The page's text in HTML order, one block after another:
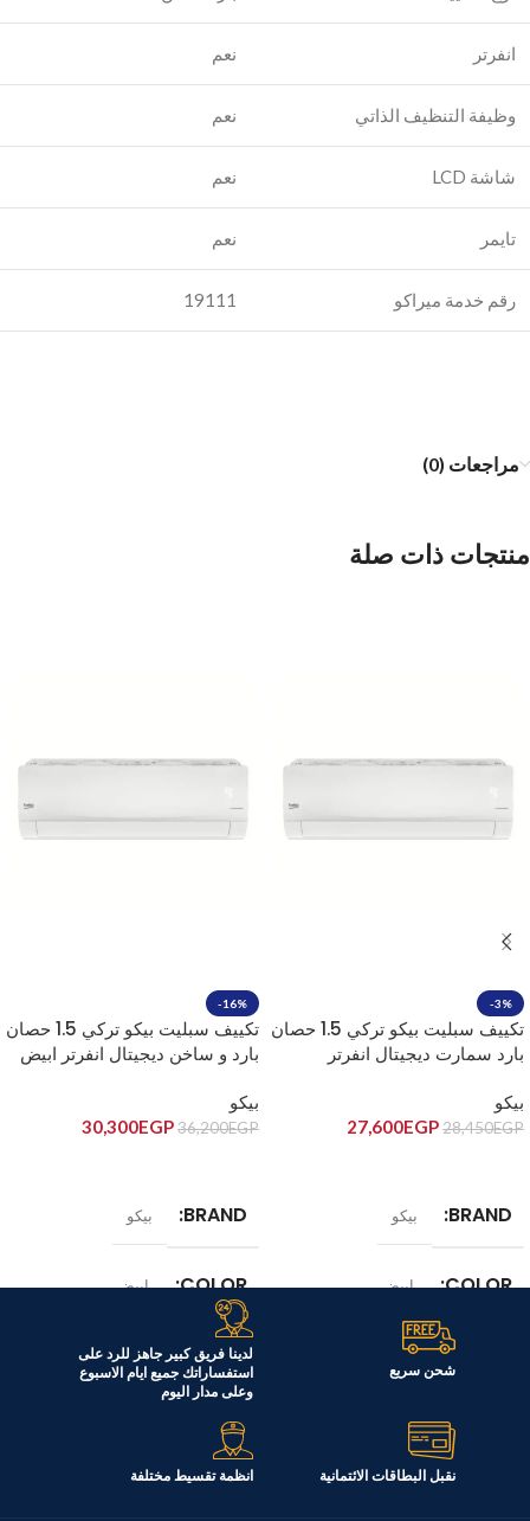
انفرتر نعم
وظيفة التنظيف الذاتي نعم
شاشة LCD نعم
تايمر نعم
رقم خدمة ميراكو 19111
مراجعات (0)
منتجات ذات صلة
-3%
تكييف سبليت بيكو تركي 1.5 حصان
بارد سمارت ديجيتال انفرتر
بيكو
28,450EGP
27,600EGP
BRAND بيكو
COLOR ابيض
الموديل
-16%
تكييف سبليت بيكو تركي 1.5 حصان
بارد و ساخن ديجيتال انفرتر ابيض
بيكو
36,200EGP
30,300EGP
BRAND بيكو
COLOR ابيض
الموديل
شحن سريع
لدينا فريق كبير جاهز للرد على
استفساراتك جميع ايام الاسبوع
وعلى مدار اليوم
نقبل البطاقات الائتمانية انظمة تقسيط مختلفة